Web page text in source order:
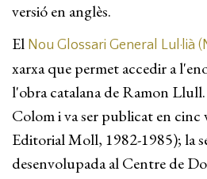
versió en anglès.
El Nou Glossari General Lul·lià
xarxa que permet accedir a
l'obra catalana de Ramon
Colom i va ser publicat en cinc
Editorial Moll, 1982-1985); la
desenvolupada al Centre de